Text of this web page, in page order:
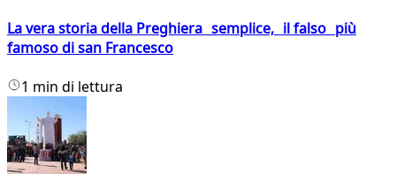
La vera storia della Preghiera semplice, il falso più
famoso di san Francesco
1 min di lettura